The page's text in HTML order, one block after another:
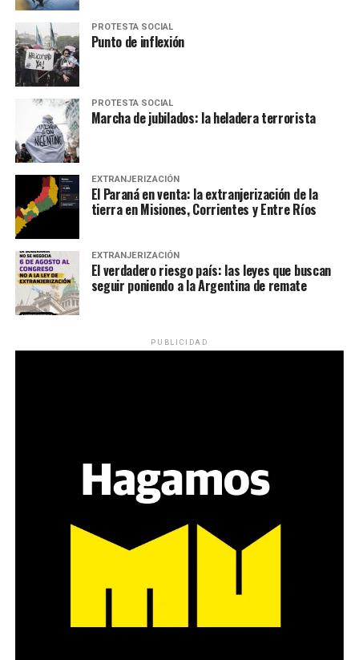
PROTESTA SOCIAL
Punto de inflexión
PROTESTA SOCIAL
Marcha de jubilados: la heladera terrorista
EXTRANJERIZACIÓN
El Paraná en venta: la extranjerización de la
tierra en Misiones, Corrientes y Entre Ríos
EXTRANJERIZACIÓN
El verdadero riesgo país: las leyes que buscan
seguir poniendo a la Argentina de remate
PUBLICIDAD